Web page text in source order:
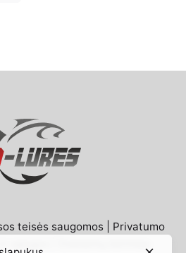
teisės saugomos | Privatumo